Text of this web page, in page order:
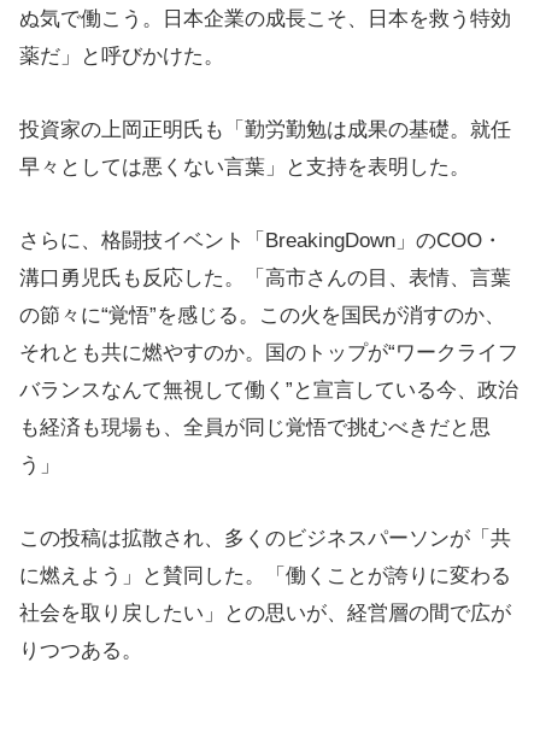
ぬ気で働こう。日本企業の成長こそ、日本を救う特効
薬だ」と呼びかけた。
投資家の上岡正明氏も「勤労勤勉は成果の基礎。就任
早々としては悪くない言葉」と支持を表明した。
さらに、格闘技イベント「BreakingDown」のCOO・
溝口勇児氏も反応した。「高市さんの目、表情、言葉
の節々に“覚悟”を感じる。この火を国民が消すのか、
それとも共に燃やすのか。国のトップが“ワークライフ
バランスなんて無視して働く”と宣言している今、政治
も経済も現場も、全員が同じ覚悟で挑むべきだと思
う」
この投稿は拡散され、多くのビジネスパーソンが「共
に燃えよう」と賛同した。「働くことが誇りに変わる
社会を取り戻したい」との思いが、経営層の間で広が
りつつある。